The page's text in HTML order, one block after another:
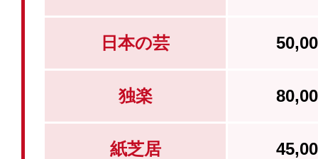
日本の芸
独楽
紙芝居